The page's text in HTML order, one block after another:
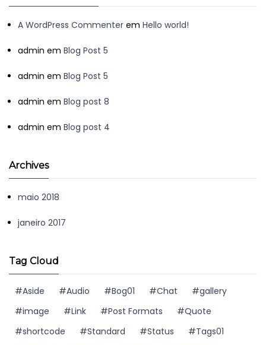
A WordPress Commenter em Hello world!
admin em Blog Post 5
admin em Blog Post 5
admin em Blog post 8
admin em Blog post 4
Archives
maio 2018
janeiro 2017
Tag Cloud
Aside Audio Bog01 Chat
gallery
image
Link Post Formats
Quote
shortcode
Standard Status
Tags01